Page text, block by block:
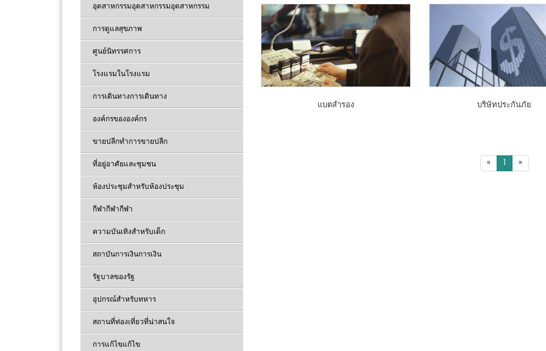
อุตสาหกรรมอุตสาหกรรมอุตสาหกรรม
การดูแลสุขภาพ
ศูนย์นิทรรศการ
โรงแรมในโรงแรม
การเดินทางการเดินทาง
องค์กรขององค์กร
ขายปลีกทำการขายปลีก
ที่อยู่อาศัยและชุมชน
ห้องประชุมสำหรับห้องประชุม
กีฬากีฬากีฬา
ความบันเทิงสำหรับเด็ก
สถาบันการเงินการเงิน
รัฐบาลของรัฐ
อุปกรณ์สำหรับทหาร
สถานที่ท่องเที่ยวที่น่าสนใจ
การแก้ไขแก้ไข
แบตสำรอง บริษัทประกันภัย
« 1 »